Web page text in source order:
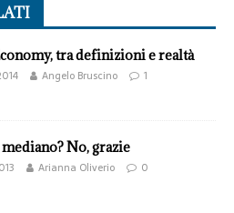
tra definizioni e realtà
Angelo Bruscino 1
No, grazie
Arianna Oliverio 0